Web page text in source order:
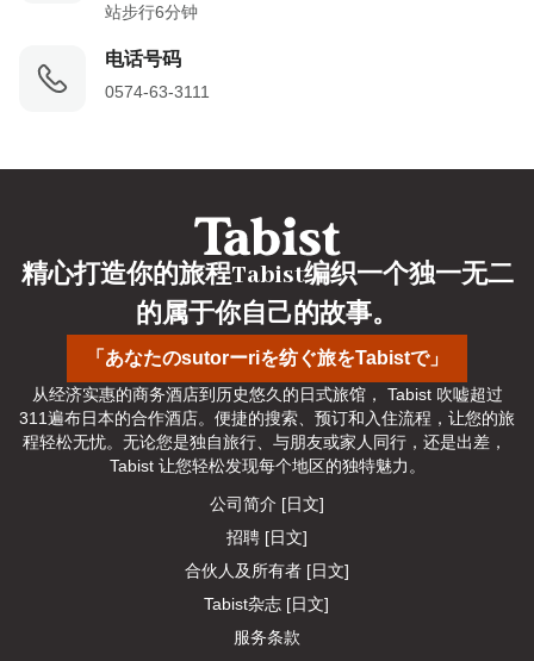
站步行6分钟
电话号码
0574-63-3111
「あなたのsutorーriを纺ぐ旅をTabistで」
精心打造你的旅程Tabist编织一个独一无二
的属于你自己的故事。
从经济实惠的商务酒店到历史悠久的日式旅馆， Tabist 吹嘘超过
311遍布日本的合作酒店。便捷的搜索、预订和入住流程，让您的旅
程轻松无忧。无论您是独自旅行、与朋友或家人同行，还是出差，
Tabist 让您轻松发现每个地区的独特魅力。
公司简介 [日文]
招聘 [日文]
合伙人及所有者 [日文]
Tabist杂志 [日文]
服务条款